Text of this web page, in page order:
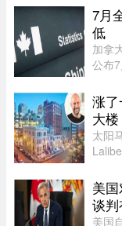
道，
但并
7月
低
加拿
公布
据显
（
涨
大楼
太阳
兼首
美
谈
美国